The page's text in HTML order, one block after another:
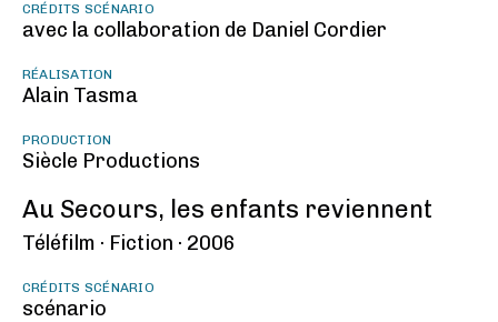
CRÉDITS SCÉNARIO
avec la collaboration de Daniel Cordier
RÉALISATION
Alain Tasma
PRODUCTION
Siècle Productions
Au Secours, les enfants reviennent
Téléfilm · Fiction · 2006
CRÉDITS SCÉNARIO
scénario